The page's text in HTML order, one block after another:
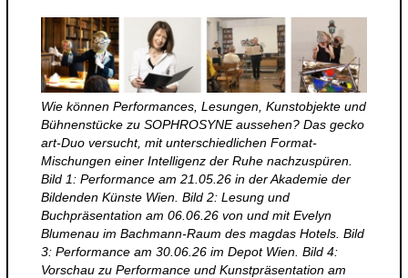
Wie können Performances, Lesungen, Kunstobjekte und
Bühnenstücke zu SOPHROSYNE aussehen? Das gecko
art-Duo versucht, mit unterschiedlichen Format-
Mischungen einer Intelligenz der Ruhe nachzuspüren.
Bild 1: Performance am 21.05.26 in der Akademie der
Bildenden Künste Wien. Bild 2: Lesung und
Buchpräsentation am 06.06.26 von und mit Evelyn
Blumenau im Bachmann-Raum des magdas Hotels. Bild
3: Performance am 30.06.26 im Depot Wien. Bild 4:
Vorschau zu Performance und Kunstpräsentation am